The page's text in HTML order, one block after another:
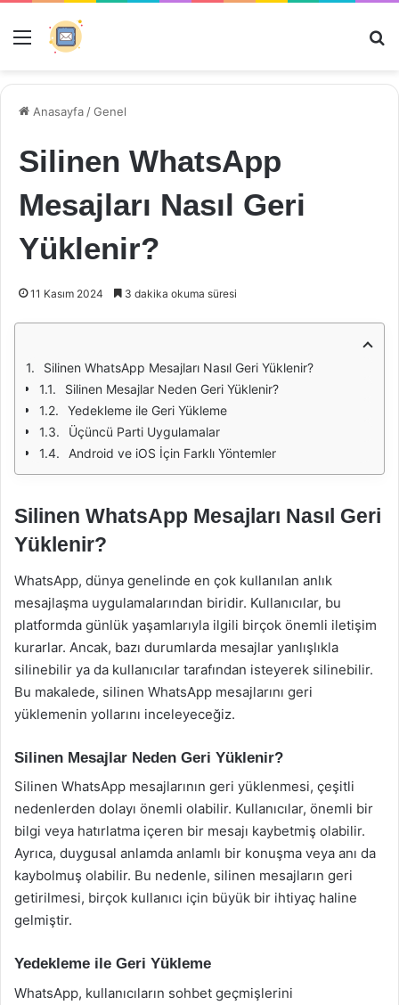
Menü
Anasayfa /Genel
Silinen WhatsApp
Mesajları Nasıl Geri
Yüklenir?
11 Kasım 2024 3 dakika okuma süresi
Silinen WhatsApp Mesajları Nasıl Geri Yüklenir?
Silinen Mesajlar Neden Geri Yüklenir?
Yedekleme ile Geri Yükleme
Üçüncü Parti Uygulamalar
Android ve iOS İçin Farklı Yöntemler
Silinen WhatsApp Mesajları Nasıl Geri
Yüklenir?
WhatsApp, dünya genelinde en çok kullanılan anlık
mesajlaşma uygulamalarından biridir. Kullanıcılar, bu
platformda günlük yaşamlarıyla ilgili birçok önemli iletişim
kurarlar. Ancak, bazı durumlarda mesajlar yanlışlıkla
silinebilir ya da kullanıcılar tarafından isteyerek silinebilir.
Bu makalede, silinen WhatsApp mesajlarını geri
yüklemenin yollarını inceleyeceğiz.
Silinen Mesajlar Neden Geri Yüklenir?
Silinen WhatsApp mesajlarının geri yüklenmesi, çeşitli
nedenlerden dolayı önemli olabilir. Kullanıcılar, önemli bir
bilgi veya hatırlatma içeren bir mesajı kaybetmiş olabilir.
Ayrıca, duygusal anlamda anlamlı bir konuşma veya anı da
kaybolmuş olabilir. Bu nedenle, silinen mesajların geri
getirilmesi, birçok kullanıcı için büyük bir ihtiyaç haline
gelmiştir.
Yedekleme ile Geri Yükleme
WhatsApp, kullanıcıların sohbet geçmişlerini